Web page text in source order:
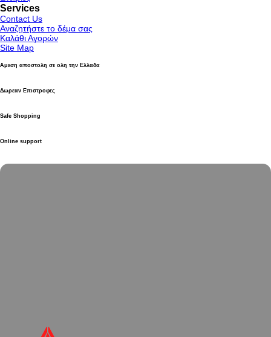
Services
Contact Us
Αναζητήστε το δέμα σας
Καλάθι Αγορών
Site Map
Αμεση αποστολη σε ολη την Ελλαδα
Δωρεαν Επιστροφες
Safe Shopping
Online support